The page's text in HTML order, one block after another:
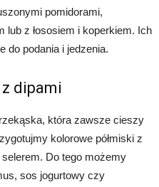
pomidorami,
z łososiem i koperkiem. Ich
do podania i jedzenia.
dipami
która zawsze cieszy
kolorowe półmiski z
Do tego możemy
sos jogurtowy czy